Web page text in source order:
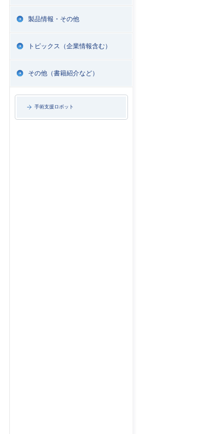
製品情報・その他
トピックス（企業情報含む）
その他（書籍紹介など）
手術支援ロボット